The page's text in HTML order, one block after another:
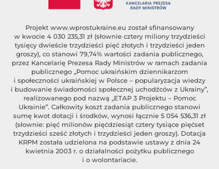
Projekt www.wprostukraine.eu został sfinansowany
w kwocie 4 030 235,31 zł (słownie cztery miliony trzydzieści
tysięcy dwieście trzydzieści pięć złotych i trzydzieści jeden
groszy), co stanowi 79,74% wartości zadania publicznego,
przez Kancelarię Prezesa Rady Ministrów w ramach zadania
publicznego „Pomoc ukraińskim dziennikarzom
i społeczności ukraińskiej w Polsce – popularyzacja wiedzy
i budowanie świadomości społecznej uchodźców z Ukrainy”,
realizowanego pod nazwą „ETAP 3 Projektu – Pomoc
Ukrainie”. Całkowity koszt zadania publicznego stanowi
sumę kwot dotacji i środków, wynosi łącznie 5 054 536,31 zł
(słownie: pięć milionów pięćdziesiąt cztery tysiące pięćset
trzydzieści sześć złotych i trzydzieści jeden groszy). Dotacja
KRPM została udzielona na podstawie ustawy z dnia 24
kwietnia 2003 r. o działalności pożytku publicznego
i o wolontariacie.